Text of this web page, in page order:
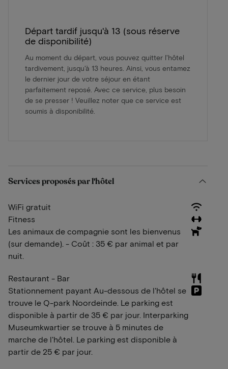
Départ tardif jusqu'à 13 (sous réserve
de disponibilité)
Au moment du départ, vous pouvez quitter l'hôtel
tardivement, jusqu'à 13 heures. Ainsi, vous entamez
le dernier jour de votre séjour en étant
parfaitement reposé. Avec ce service, plus besoin
de se presser ! Veuillez noter que ce service est
soumis à disponibilité.
Services proposés par l'hôtel
WiFi gratuit
Fitness
Les animaux de compagnie sont les bienvenus
(sur demande). - Coût : 35 € par animal et par
nuit.
Restaurant - Bar
Stationnement payant Au-dessous de l'hôtel se
trouve le Q-park Noordeinde. Le parking est
disponible à partir de 35 € par jour. Interparking
Museumkwartier se trouve à 5 minutes de
marche de l'hôtel. Le parking est disponible à
partir de 25 € par jour.